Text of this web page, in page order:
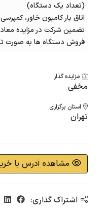
(تعداد یک دستگاه)
اتاق بار کامیون خاور،
فروش دستگاه ها به صورت
مزایده گذار
مخفی
استان برگزاری
تهران
مشاهده آدرس با
اشتراک گذاری: